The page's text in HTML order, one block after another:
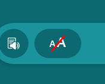
privacyverklaring
AA